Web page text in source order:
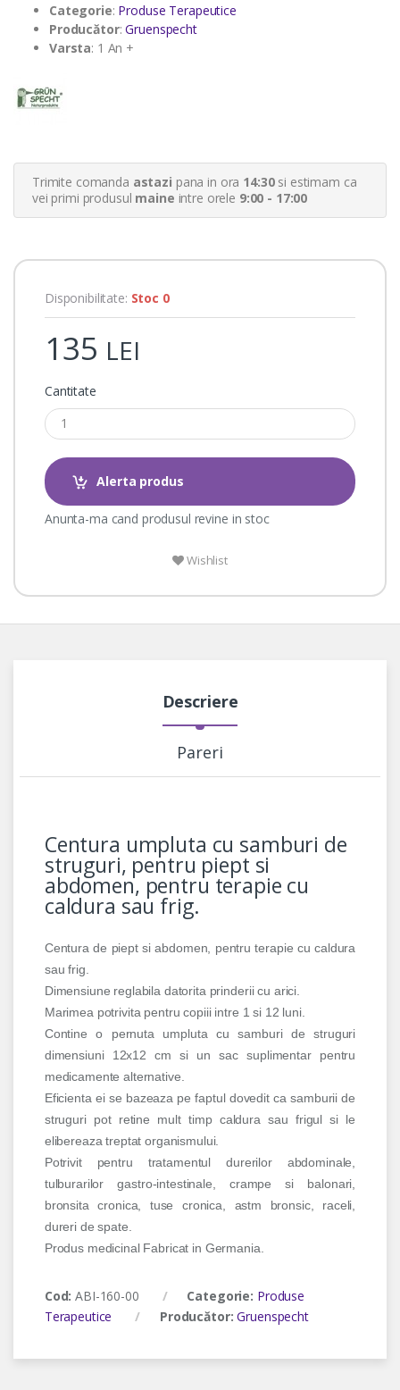
u
s
r
i
Categorie: Produse Terapeutice
Producător:Gruenspecht
Varsta: 1 An +
Trimite comanda astazi pana in ora 14:30si estimam ca
vei primi produsul maine intre orele 9:00 - 17:00
Disponibilitate: Stoc 0
135 LEI
Cantitate
Alerta produs
Anunta-ma cand produsul revine in stoc
Wishlist
Descriere
Pareri
Centura umpluta cu samburi de
struguri, pentru piept si
abdomen, pentru terapie cu
caldura sau frig.
Centura de piept si abdomen, pentru terapie cu caldura
sau frig.
Dimensiune reglabila datorita prinderii cu arici.
Marimea potrivita pentru copiii intre 1 si 12 luni.
Contine o pernuta umpluta cu samburi de struguri
dimensiuni 12x12 cm si un sac suplimentar pentru
medicamente alternative.
Eficienta ei se bazeaza pe faptul dovedit ca samburii de
struguri pot retine mult timp caldura sau frigul si le
elibereaza treptat organismului.
Potrivit pentru tratamentul durerilor abdominale,
tulburarilor gastro-intestinale, crampe si balonari,
bronsita cronica, tuse cronica, astm bronsic, raceli,
dureri de spate.
Produs medicinal Fabricat in Germania.
Cod:ABI-160-00 Categorie: Produse
Terapeutice
Producător:Gruenspecht